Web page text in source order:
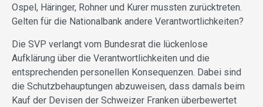
Ospel, Häringer, Rohner und Kurer mussten zurücktreten.
Gelten für die Nationalbank andere Verantwortlichkeiten?
Die SVP verlangt vom Bundesrat die lückenlose
Aufklärung über die Verantwortlichkeiten und die
entsprechenden personellen Konsequenzen. Dabei sind
die Schutzbehauptungen abzuweisen, dass damals beim
Kauf der Devisen der Schweizer Franken überbewertet